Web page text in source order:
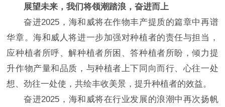
展望未来，我们将领潮踏浪，奋进而上
奋进2025，海和威将在作物丰产提质的篇章中再谱
华章。海和威人将进一步加强对种植者的责任与担当，
应种植者所呼、解种植者所困、答种植者所盼，倾力提
升作物产量和品质，与种植者上下同向而行、心往一处
想、劲往一处使，共绘丰收美景，提升种植者的效益。
奋进2025，海和威将在行业发展的浪潮中再次扬帆